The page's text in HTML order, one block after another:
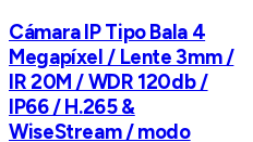
Cámara IP Tipo Bala 4
Megapíxel / Lente 3mm /
IR 20M / WDR 120db /
IP66 / H.265 &
WiseStream / modo